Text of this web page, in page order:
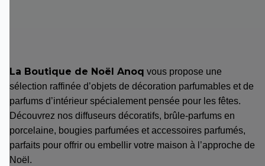
La Boutique de Noël Anoq vous propose une
sélection raffinée d’objets de décoration parfumables et de
parfums d’intérieur spécialement pensée pour les fêtes.
Découvrez nos diffuseurs décoratifs, brûle-parfums en
porcelaine, bougies parfumées et accessoires parfumés,
parfaits pour offrir ou embellir votre maison à l’approche de
Noël.